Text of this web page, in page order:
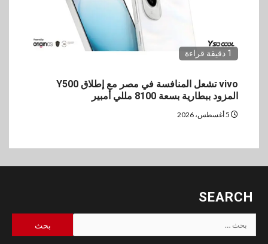
1 دقيقة قراءة
vivo تشعل المنافسة في مصر مع إطلاق Y500
المزود ببطارية بسعة 8100 مللي أمبير
SEARCH
البحث
عن: